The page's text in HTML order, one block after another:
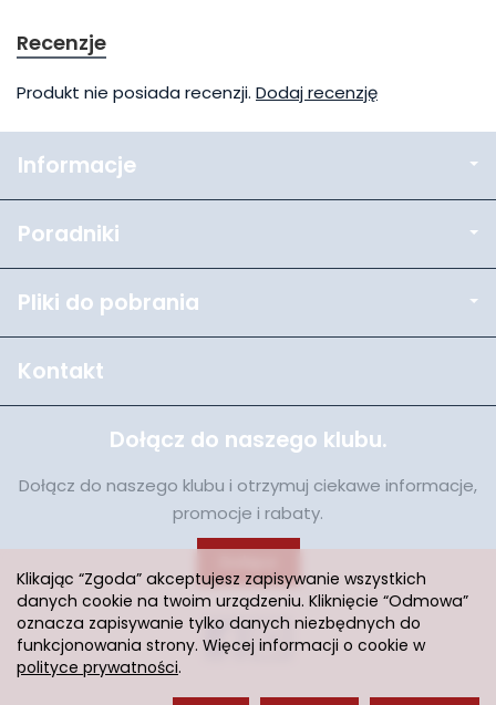
Recenzje
Produkt nie posiada recenzji. Dodaj recenzję
Informacje
Poradniki
Pliki do pobrania
Kontakt
Dołącz do naszego klubu.
Dołącz do naszego klubu i otrzymuj ciekawe informacje,
promocje i rabaty.
Klikając “Zgoda” akceptujesz zapisywanie wszystkich
danych cookie na twoim urządzeniu. Kliknięcie “Odmowa”
oznacza zapisywanie tylko danych niezbędnych do
funkcjonowania strony. Więcej informacji o cookie w
polityce prywatności.